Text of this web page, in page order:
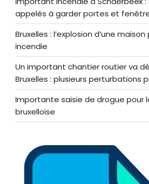
appelés à garder portes et
Bruxelles : l’explosion d’une
incendie
Un important chantier routier va
Bruxelles : plusieurs perturbations
Importante saisie de drogue pour
bruxelloise